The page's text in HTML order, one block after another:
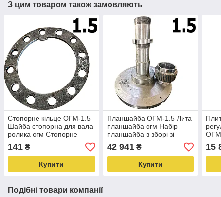
З цим товаром також замовляють
Стопорне кільце ОГМ-1.5
Шайба стопорна для вала
ролика огм Стопорне
141 ₴
Купити
Планшайба ОГМ-1.5 Лита
планшайба огм Набір
планшайба в зборі зі
шліцьовими гайками огм
42 941₴
Купити
15
Подібні товари компанії